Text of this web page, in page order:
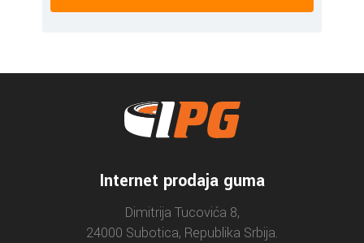
Internet prodaja guma
Dimitrija Tucovića 8,
24000 Subotica, Republika Srbija.